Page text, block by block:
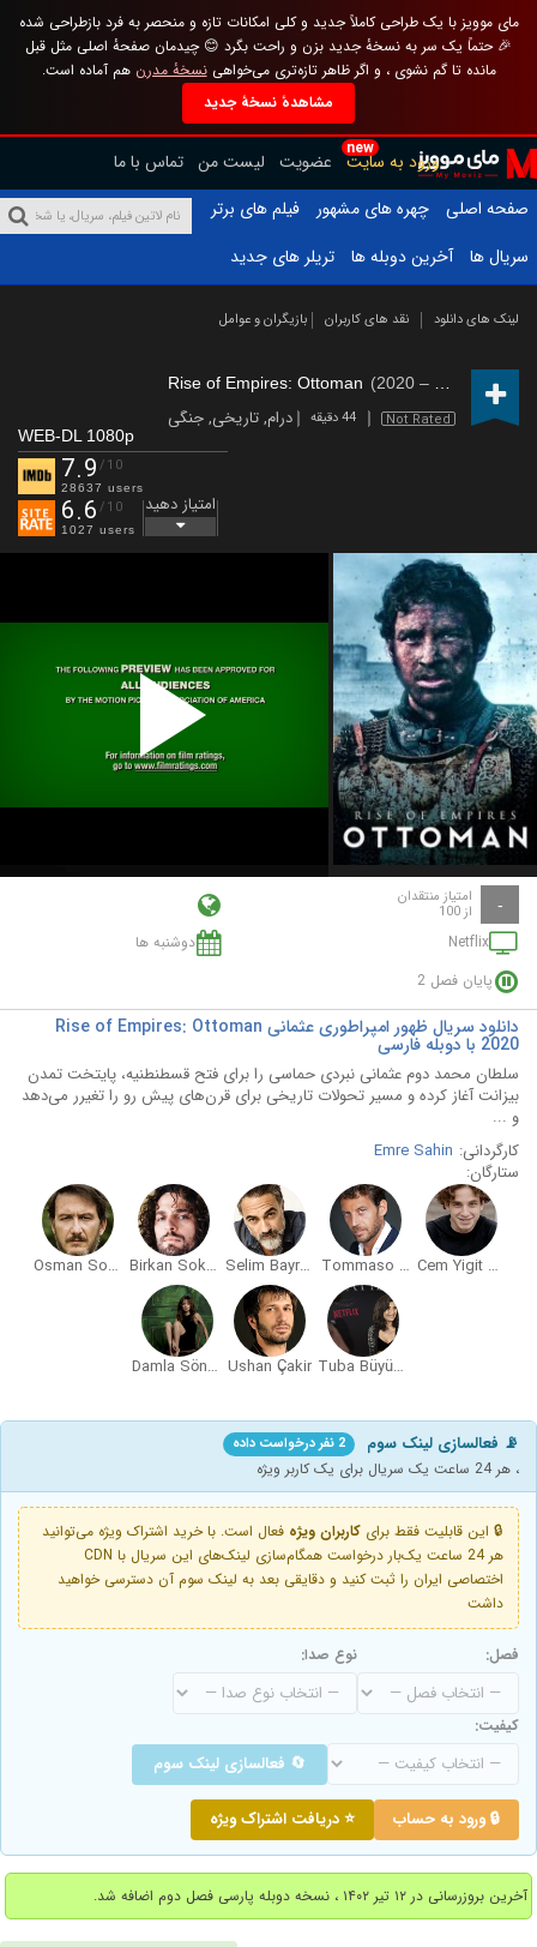
مای موویز با یک طراحی کاملاً جدید و کلی امکانات تازه و منحصر به فرد بازطراحی شده
🎉 حتماً یک سر به نسخهٔ جدید بزن و راحت بگرد 😊 چیدمان صفحهٔ اصلی مثل قبل
مانده تا گم نشوی ، و اگر ظاهر تازه‌تری می‌خواهینسخهٔ مدرن هم آماده است.
مشاهدهٔ نسخهٔ جدید
new
ورود به سایت عضویت لیست من تماس با ما
صفحه اصلی
چهره های مشهور
فیلم های برتر
سریال ها
آخرین دوبله ها تریلر های جدید
لینک های دانلود نقد های کاربران بازیگران و عوامل
Rise of Empires: Ottoman (2020 – 2020)
Not Rated 44 دقیقه درام,تاریخی,جنگی
WEB-DL 1080p
7.9 /10
28637 users
6.6 /10
1027 users
امتیاز دهید
Play
Video
- امتیاز منتقدان
از 100
Netflix
دوشنبه ها
پایان فصل 2
دانلود سریال ظهور امپراطوری عثمانی Rise of Empires: Ottoman
2020 با دوبله فارسی
سلطان محمد دوم عثمانی نبردی حماسی را برای فتح قسطنطنیه، پایتخت تمدن
بیزانت آغاز کرده و مسیر تحولات تاریخی برای قرن‌های پیش رو را تغیرر می‌دهد
و ...
کارگردانی: Emre Sahin
ستارگان:
Cem Yigit Uzümoglu
Tommaso Basili
Selim Bayraktar
Birkan Sokullu
Osman Sonant
Tuba Büyüküstün
Ushan Çakir
Damla Sönmez
📡 فعالسازی لینک سوم 2 نفر درخواست داده
، هر 24 ساعت یک سریال برای یک کاربر ویژه
🔒 این قابلیت فقط برای کاربران ویژه فعال است. با خرید اشتراک ویژه می‌توانید
هر 24 ساعت یک‌بار درخواست همگام‌سازی لینک‌های این سریال با CDN
اختصاصی ایران را ثبت کنید و دقایقی بعد به لینک سوم آن دسترسی خواهید
داشت
فصل: نوع صدا:
کیفیت:
🔄 فعالسازی لینک سوم
🔒 ورود به حساب ⭐ دریافت اشتراک ویژه
آخرین بروزرسانی در ۱۲ تیر ۱۴۰۲ ، نسخه دوبله پارسی فصل دوم اضافه شد.